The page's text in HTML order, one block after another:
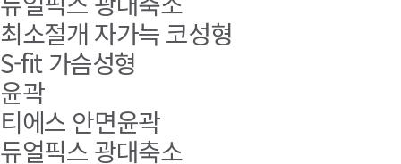
최소절개 자가늑 코성형
S-fit 가슴성형
윤곽
티에스 안면윤곽
듀얼픽스 광대축소